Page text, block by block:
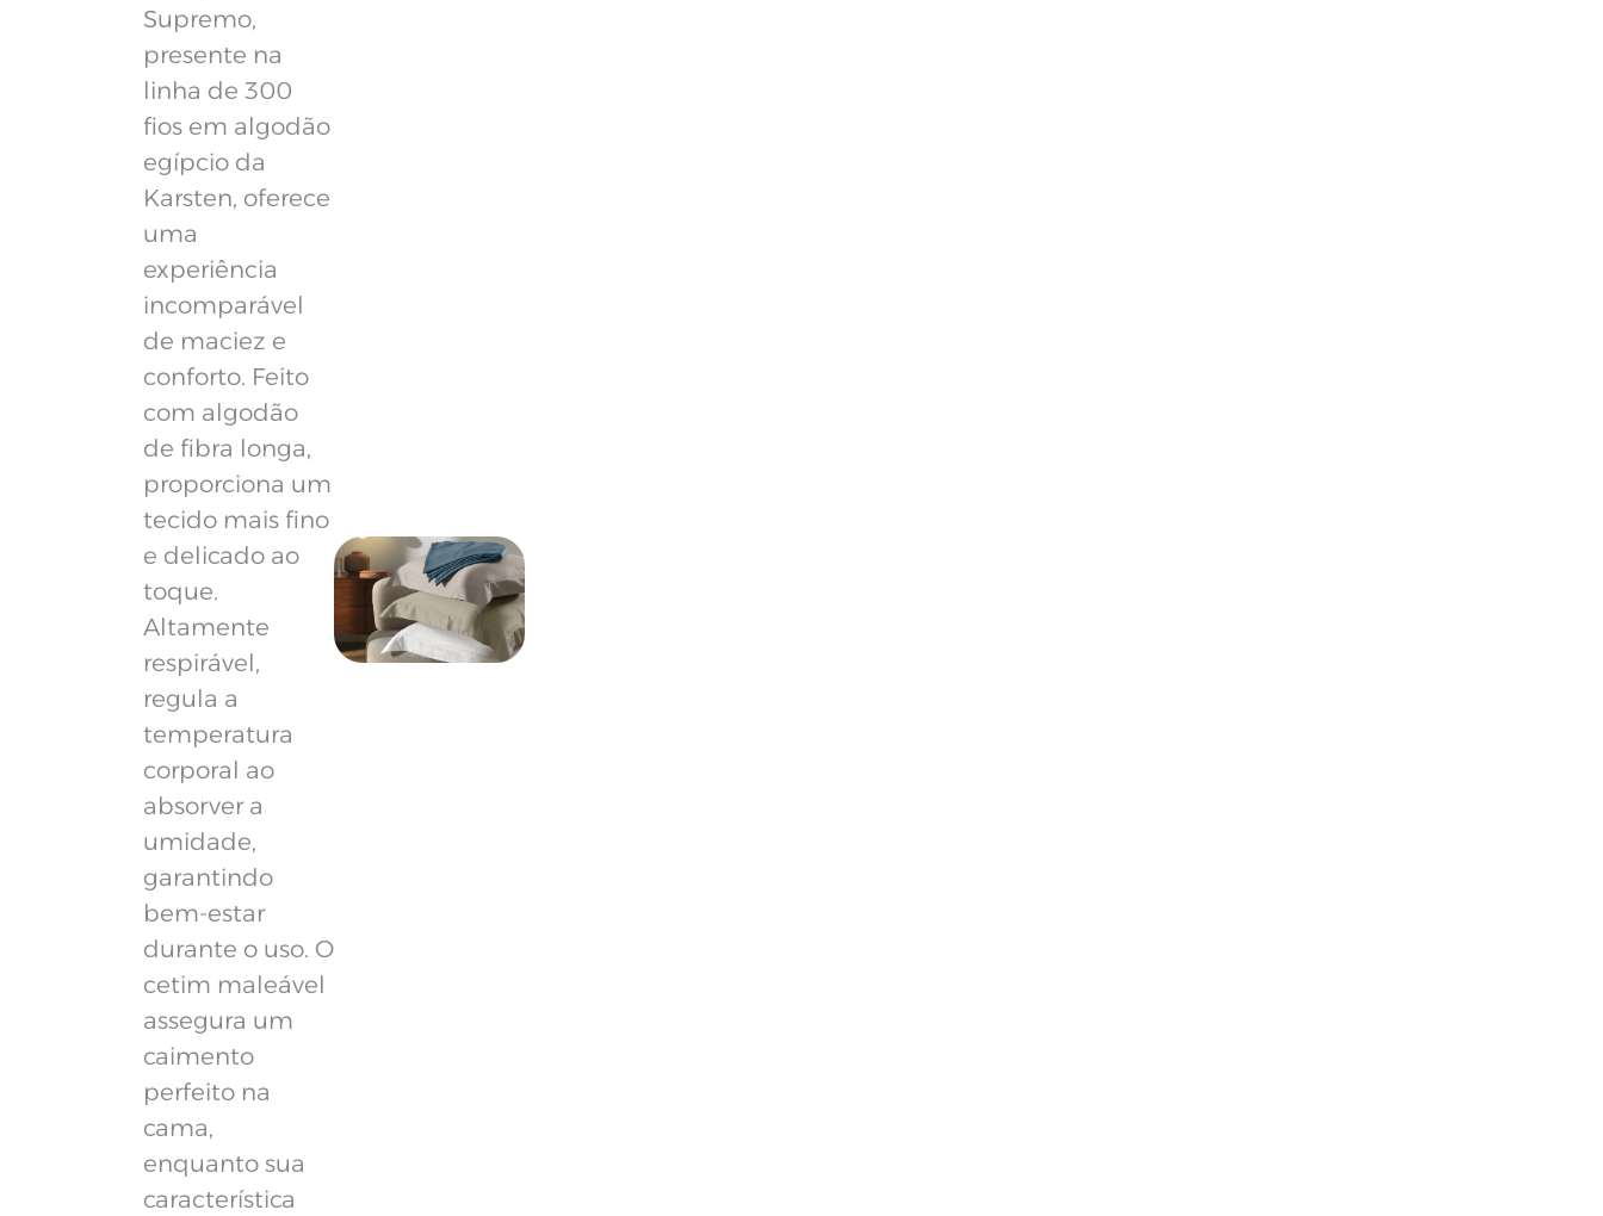
Supremo,
presente na
linha de 300
fios em algodão
egípcio da
Karsten, oferece
uma
experiência
incomparável
de maciez e
conforto. Feito
com algodão
de fibra longa,
proporciona um
tecido mais fino
e delicado ao
toque.
Altamente
respirável,
regula a
temperatura
corporal ao
absorver a
umidade,
garantindo
bem-estar
durante o uso. O
cetim maleável
assegura um
caimento
perfeito na
cama,
enquanto sua
característica